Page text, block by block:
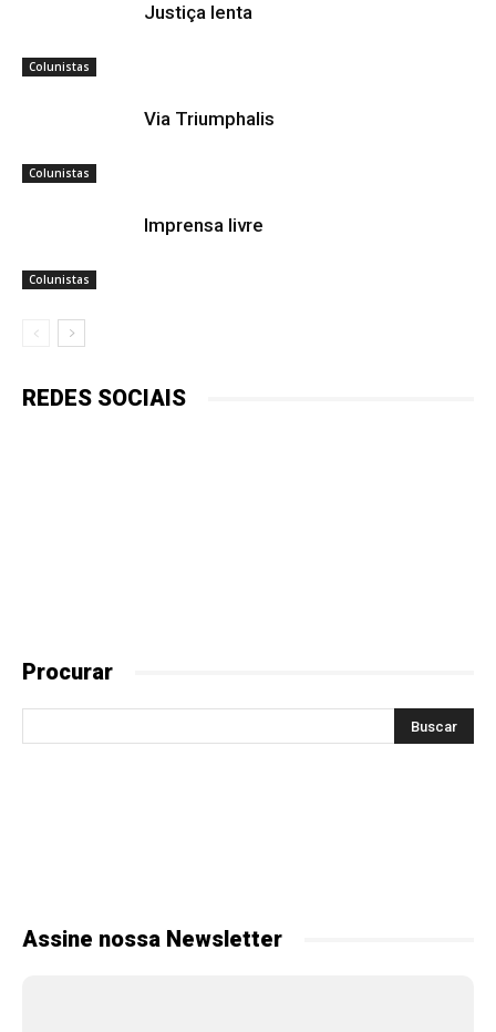
Colunistas
Justiça lenta
Colunistas
Via Triumphalis
Colunistas
Imprensa livre
REDES SOCIAIS
Procurar
Assine nossa Newsletter